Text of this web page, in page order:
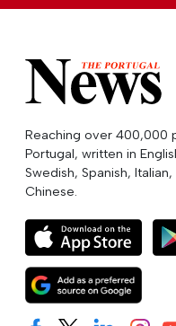
Reaching over 400,000
Portugal, written in
Swedish, Spanish,
Chinese.